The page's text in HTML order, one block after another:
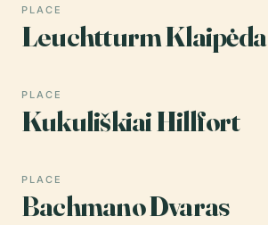
PLACE
Leuchtturm Klaipėda
PLACE
Kukuliškiai Hillfort
PLACE
Bachmano Dvaras